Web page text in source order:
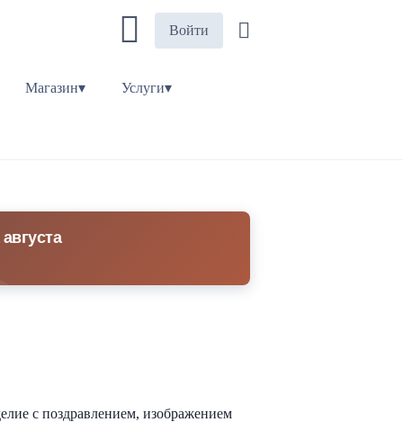
Войти
Магазин▾ Услуги▾
с поздравлением, изображением